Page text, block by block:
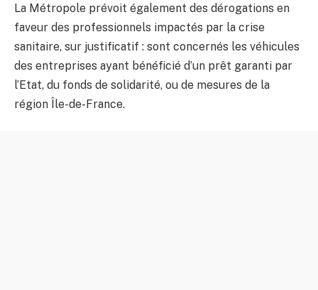
La Métropole prévoit également des dérogations en
faveur des professionnels impactés par la crise
sanitaire, sur justificatif : sont concernés les véhicules
des entreprises ayant bénéficié d’un prêt garanti par
l’Etat, du fonds de solidarité, ou de mesures de la
région Île-de-France.